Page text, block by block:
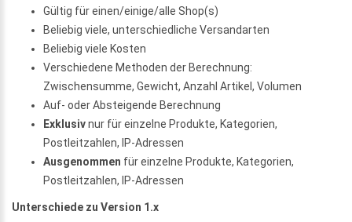
Gültig für einen/einige/alle Shop(s)
Beliebig viele, unterschiedliche Versandarten
Beliebig viele Kosten
Verschiedene Methoden der Berechnung:
Zwischensumme, Gewicht, Anzahl Artikel, Volumen
Auf- oder Absteigende Berechnung
Exklusivnur für einzelne Produkte, Kategorien,
Postleitzahlen, IP-Adressen
Ausgenommen für einzelne Produkte, Kategorien,
Postleitzahlen, IP-Adressen
Unterschiede zu Version 1.x